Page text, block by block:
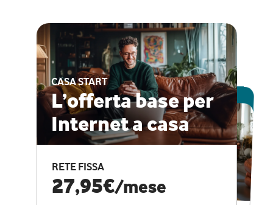
CASA START
L’offerta base per
Internet a casa
RETE FISSA
27,95€/mese
ESCLUSIVA ONLINE
CASA PRO
Internet veloce e
vantaggi speciali